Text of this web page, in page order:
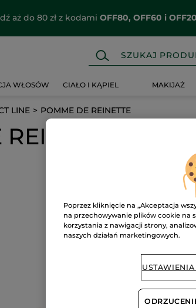
aż do 80 zł z kodami OFF80, OFF60 i OFF20
WŁOSÓW CIAŁO I KĄPIEL MAKIJAŻ
LINE POMME DE REINETTE
Poprzez kliknięcie na „Akceptacja
na przechowywanie plików cookie na
korzystania z nawigacji strony,
naszych działań marketingowych.